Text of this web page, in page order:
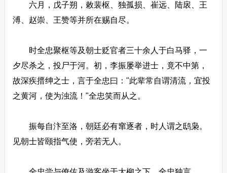
六月，戊子朔，敕裴枢、独孤损、崔远、陆扆、王
溥、赵崇、王赞等并所在赐自尽。
时全忠聚枢等及朝士贬官者三十余人于白马驿，一
夕尽杀之，投尸于河。初，李振屡举进士，竟不中第，
故深疾搢绅之士，言于全忠曰："此辈常自谓清流，宜投
之黄河，使为浊流！"全忠笑而从之。
振每自汴至洛，朝廷必有窜逐者，时人谓之鸱枭。
见朝士皆颐指气使，旁若无人。